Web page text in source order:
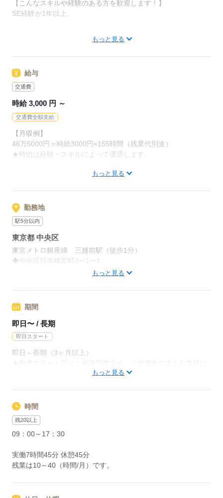
【こんなスキルや経験のある方を歓迎します！】
SE経験が1年以上。
会計知識（簿記3級程度）ある方歓迎いたします。
≪まずは「キニナル」でもOK！≫
少しでも興味をお持ちいただいた方は
不安なことがあればご相談くださいね。
応募する
もっと見る
給与
交通費
時給 3,000 円 ～
交通費全額支給
【月収例】
46万5000円＝時給3000円×155時間（残業代別途）
★時給は経験・スキルによって優遇します。
≪すべてのお仕事に交通費支給！≫
諦めてしまった…というご経験がある方に朗報です◎
スタッフサービス ＩＴソリューションが紹介する案件は交通
費支給！あなたがやりたいと思える、好きなお仕事で働きまし
ょう！
kkw_bcov2106
応募する
もっと見る
勤務地
駅5分以内
東京都 中央区
東京メトロ銀座線 三越前駅（徒歩1分）
◆中央区日本橋室町2ー1ー1
◆職場の環境：【たばこ：分煙】
もっと見る
期間
即日〜 / 長期
即日スタート
即日～長期（3ヶ月以上）
もっと見る
時間
残20以上
09：00～17：30
実働7時間45分 休憩45分
残業は10～40（時間/月）です。